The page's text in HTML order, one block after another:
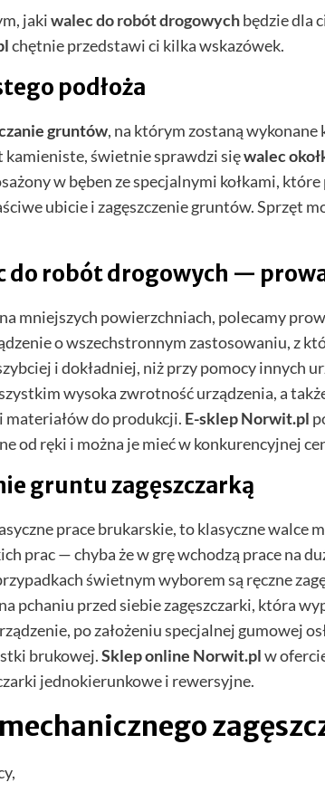
jakiwalec do robót drogowychbędzie dla
chętnie przedstawi ci kilka wskazówek.
podłoża
gruntów, na którym zostaną
kamieniste, świetnie sprawdzi sięwalec
w bęben ze specjalnymi kołkami,
ubicie i zagęszczenie gruntów. Sprzęt
do robót drogowych —
mniejszych powierzchniach, polecamy
o wszechstronnym zastosowaniu, z
i dokładniej, niż przy pomocy innych
wysoka zwrotność urządzenia, a
materiałów do produkcji. E-sklep Norwit.pl
od ręki i można je mieć w konkurencyjnej
gruntu zagęszczarką
prace brukarskie, to klasyczne walce
prac — chyba że w grę wchodzą prace na
świetnym wyborem są ręczne
pchaniu przed siebie zagęszczarki, która
po założeniu specjalnej gumowej
brukowej.Sklep online Norwit.plw
jednokierunkowe i rewersyjne.